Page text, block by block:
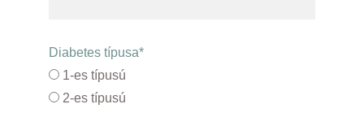
Diabetes típusa*
1-es típusú
2-es típusú